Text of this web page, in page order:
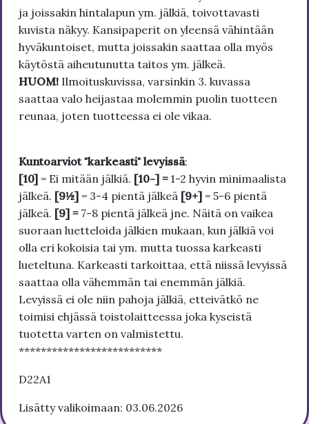
ja joissakin hintalapun ym. jälkiä, toivottavasti
kuvista näkyy. Kansipaperit on yleensä vähintään
hyväkuntoiset, mutta joissakin saattaa olla myös
käytöstä aiheutunutta taitos ym. jälkeä.
HUOM! Ilmoituskuvissa, varsinkin 3. kuvassa
saattaa valo heijastaa molemmin puolin tuotteen
reunaa, joten tuotteessa ei ole vikaa.
Kuntoarviot "karkeasti" levyissä:
[10] = Ei mitään jälkiä. [10-] = 1-2 hyvin minimaalista
jälkeä. [9½] = 3-4 pientä jälkeä [9+] = 5-6 pientä
jälkeä. [9] = 7-8 pientä jälkeä jne. Näitä on vaikea
suoraan luetteloida jälkien mukaan, kun jälkiä voi
olla eri kokoisia tai ym. mutta tuossa karkeasti
lueteltuna. Karkeasti tarkoittaa, että niissä levyissä
saattaa olla vähemmän tai enemmän jälkiä.
Levyissä ei ole niin pahoja jälkiä, etteivätkö ne
toimisi ehjässä toistolaitteessa joka kyseistä
tuotetta varten on valmistettu.
**************************
D22A1
Lisätty valikoimaan: 03.06.2026